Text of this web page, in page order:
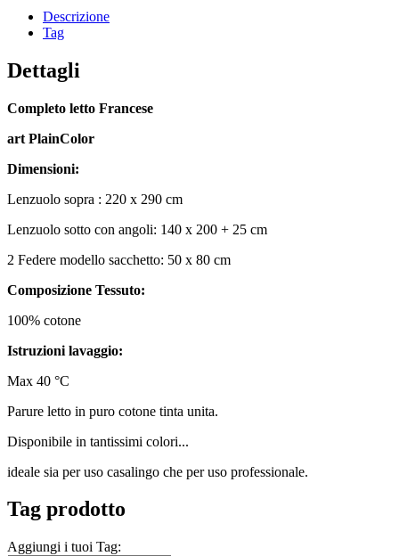
Descrizione
Tag
Dettagli
Completo letto Francese
art PlainColor
Dimensioni:
Lenzuolo sopra : 220 x 290 cm
Lenzuolo sotto con angoli: 140 x 200 + 25 cm
2 Federe modello sacchetto: 50 x 80 cm
Composizione Tessuto:
100% cotone
Istruzioni lavaggio:
Max 40 °C
Parure letto in puro cotone tinta unita.
Disponibile in tantissimi colori...
ideale sia per uso casalingo che per uso professionale.
Tag prodotto
Aggiungi i tuoi Tag: